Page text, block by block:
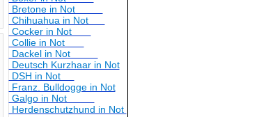
Bretone in Not
Chihuahua in Not
Cocker in Not
Collie in Not
Dackel in Not
Deutsch Kurzhaar in Not
DSH in Not
Franz. Bulldogge in Not
Galgo in Not
Herdenschutzhund in Not